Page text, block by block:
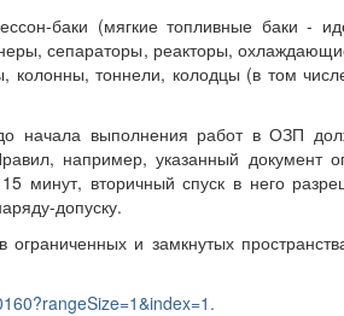
баки (мягкие топливные баки -
сепараторы, реакторы,
тоннели, колодцы (в том
начала выполнения работ в ОЗП
например, указанный документ
минут, вторичный спуск в него
допуску.
и замкнутых